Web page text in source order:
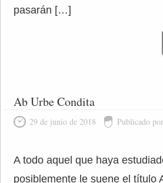
pasarán […]
Ab Urbe Condita
29 de junio de 2018 Publicado
A todo aquel que haya
posiblemente le suene el título